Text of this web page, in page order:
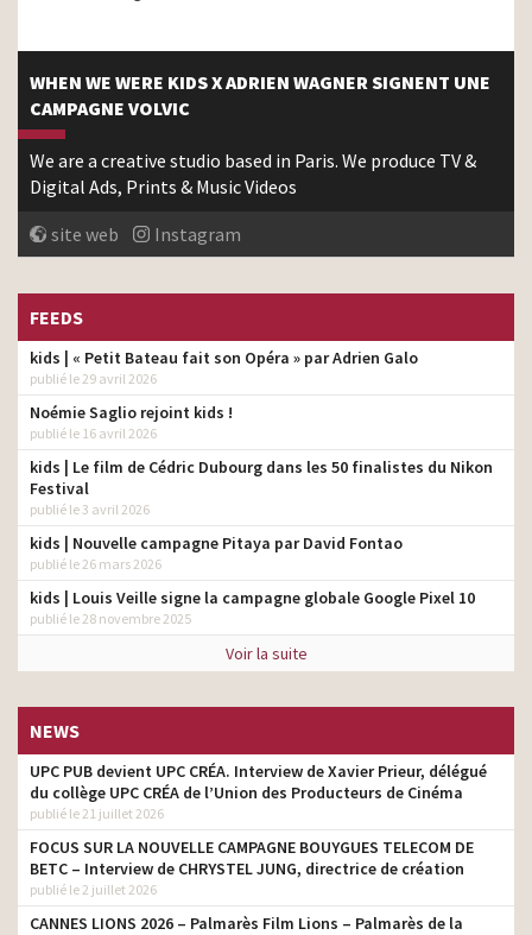
WHEN WE WERE KIDS X ADRIEN WAGNER SIGNENT UNE
CAMPAGNE VOLVIC
We are a creative studio based in Paris. We produce TV &
Digital Ads, Prints & Music Videos
site web
Instagram
FEEDS
kids | « Petit Bateau fait son Opéra » par Adrien Galo
publié le 29 avril 2026
Noémie Saglio rejoint kids !
publié le 16 avril 2026
kids | Le film de Cédric Dubourg dans les 50 finalistes du Nikon
Festival
publié le 3 avril 2026
kids | Nouvelle campagne Pitaya par David Fontao
publié le 26 mars 2026
kids | Louis Veille signe la campagne globale Google Pixel 10
publié le 28 novembre 2025
Voir la suite
NEWS
UPC PUB devient UPC CRÉA. Interview de Xavier Prieur, délégué
du collège UPC CRÉA de l’Union des Producteurs de Cinéma
publié le 21 juillet 2026
FOCUS SUR LA NOUVELLE CAMPAGNE BOUYGUES TELECOM DE
BETC – Interview de CHRYSTEL JUNG, directrice de création
publié le 2 juillet 2026
CANNES LIONS 2026 – Palmarès Film Lions – Palmarès de la